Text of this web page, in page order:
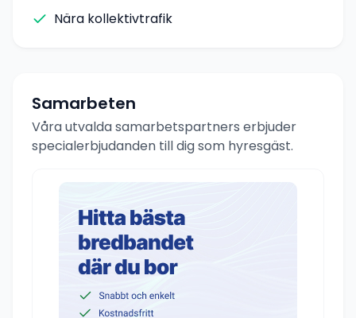
Nära kollektivtrafik
Samarbeten
Våra utvalda samarbetspartners erbjuder
specialerbjudanden till dig som hyresgäst.